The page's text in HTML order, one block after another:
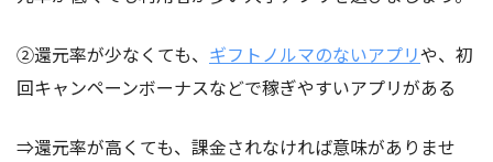
②還元率が少なくても、 ギフトノルマのないアプリや、初
回キャンペーンボーナスなどで稼ぎやすいアプリがある
⇒還元率が高くても、課金されなければ意味がありませ